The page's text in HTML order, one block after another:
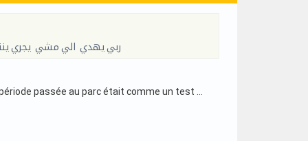
ربي يهدي الي مشي يجري
période passée au parc était comme un test …